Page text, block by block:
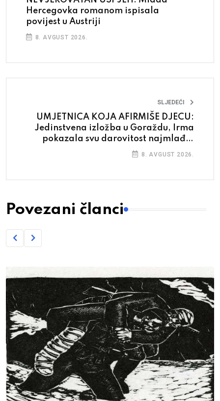
Hercegovka romanom ispisala
povijest u Austriji
8. AVGUST 2026.
SLJEDEĆI
UMJETNICA KOJA AFIRMIŠE DJECU:
Jedinstvena izložba u Goraždu, Irma
pokazala svu darovitost najmlađih
polaznika Art studija
8. AVGUST 2026.
Povezani članci